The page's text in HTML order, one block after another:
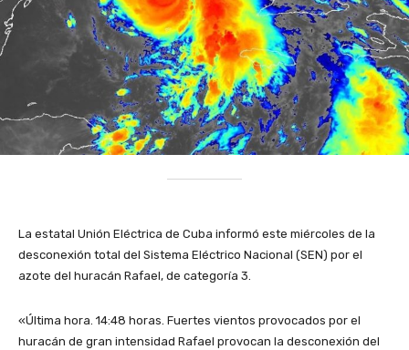
La estatal Unión Eléctrica de Cuba informó este miércoles de la
desconexión total del Sistema Eléctrico Nacional (SEN) por el
azote del huracán Rafael, de categoría 3.
«Última hora. 14:48 horas. Fuertes vientos provocados por el
huracán de gran intensidad Rafael provocan la desconexión del